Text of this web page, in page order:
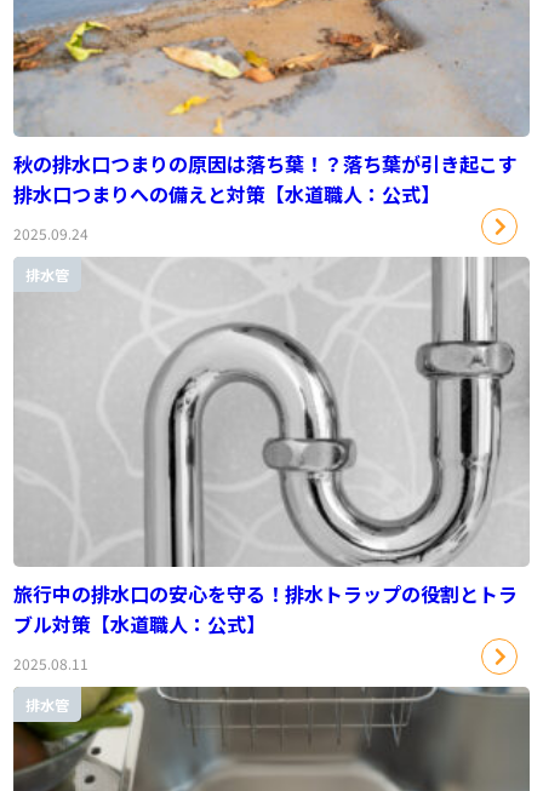
秋の排水口つまりの原因は落ち葉！？落ち葉が引き起こす
排水口つまりへの備えと対策【水道職人：公式】
2025.09.24
排水管
旅行中の排水口の安心を守る！排水トラップの役割とトラ
ブル対策【水道職人：公式】
2025.08.11
排水管